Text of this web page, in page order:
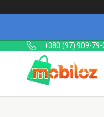
+380 (97) 909-79-